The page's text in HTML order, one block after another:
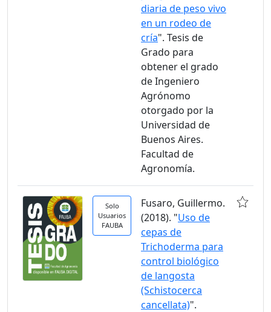
diaria de peso vivo
en un rodeo de
cría". Tesis de
Grado para
obtener el grado
de Ingeniero
Agrónomo
otorgado por la
Universidad de
Buenos Aires.
Facultad de
Agronomía.
Solo
Usuarios
FAUBA
Fusaro, Guillermo.
(2018). "Uso de
cepas de
Trichoderma para
control biológico
de langosta
(Schistocerca
cancellata)".